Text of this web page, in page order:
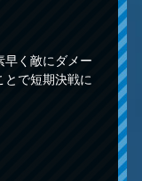
早く敵にダメー
で短期決戦に